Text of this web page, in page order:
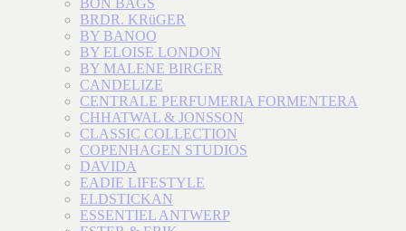
BON BAGS
BRDR. KRüGER
BY BANOO
BY ELOISE LONDON
BY MALENE BIRGER
CANDELIZE
CENTRALE PERFUMERIA FORMENTERA
CHHATWAL & JONSSON
CLASSIC COLLECTION
COPENHAGEN STUDIOS
DAVIDA
EADIE LIFESTYLE
ELDSTICKAN
ESSENTIEL ANTWERP